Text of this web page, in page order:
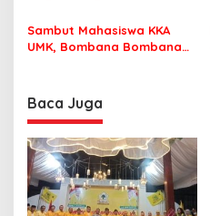
Perlu Lagi ke Kendari
Sambut Mahasiswa KKA
UMK, Bombana Bombana
Baca Juga